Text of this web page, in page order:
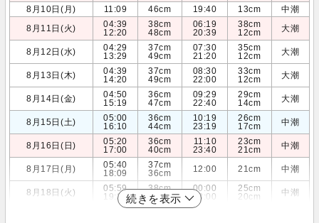
8月10日(月)
11:09 46cm 19:40 13cm
中潮
8月11日(火)
04:39
12:20
38cm
48cm
06:19
20:39
38cm
12cm
大潮
8月12日(水)
04:29
13:29
37cm
49cm
07:30
21:20
35cm
12cm
大潮
8月13日(木)
04:39
14:20
37cm
49cm
08:30
22:00
33cm
12cm
大潮
8月14日(金)
04:50
15:19
36cm
47cm
09:29
22:40
29cm
14cm
大潮
8月15日(土)
05:00
16:10
36cm
44cm
10:19
23:19
26cm
17cm
中潮
8月16日(日)
05:20
17:00
36cm
40cm
11:10
23:40
23cm
21cm
中潮
8月17日(月)
05:40
18:09
37cm
36cm
12:00 21cm 中潮
8月18日(火)
05:59
19:20
38cm
33cm
00:00
13:00
25cm
20cm
中潮
続きを表示